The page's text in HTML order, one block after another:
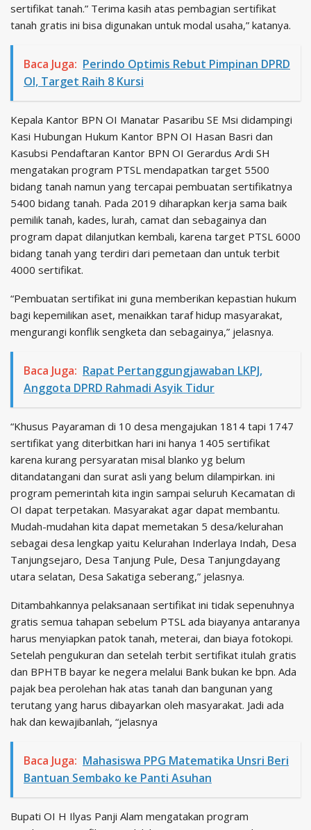
sertifikat tanah.” Terima kasih atas pembagian sertifikat
tanah gratis ini bisa digunakan untuk modal usaha,” katanya.
Baca Juga: Perindo Optimis Rebut Pimpinan DPRD
OI, Target Raih 8 Kursi
Kepala Kantor BPN OI Manatar Pasaribu SE Msi didampingi
Kasi Hubungan Hukum Kantor BPN OI Hasan Basri dan
Kasubsi Pendaftaran Kantor BPN OI Gerardus Ardi SH
mengatakan program PTSL mendapatkan target 5500
bidang tanah namun yang tercapai pembuatan sertifikatnya
5400 bidang tanah. Pada 2019 diharapkan kerja sama baik
pemilik tanah, kades, lurah, camat dan sebagainya dan
program dapat dilanjutkan kembali, karena target PTSL 6000
bidang tanah yang terdiri dari pemetaan dan untuk terbit
4000 sertifikat.
“Pembuatan sertifikat ini guna memberikan kepastian hukum
bagi kepemilikan aset, menaikkan taraf hidup masyarakat,
mengurangi konflik sengketa dan sebagainya,” jelasnya.
Baca Juga: Rapat Pertanggungjawaban LKPJ,
Anggota DPRD Rahmadi Asyik Tidur
“Khusus Payaraman di 10 desa mengajukan 1814 tapi 1747
sertifikat yang diterbitkan hari ini hanya 1405 sertifikat
karena kurang persyaratan misal blanko yg belum
ditandatangani dan surat asli yang belum dilampirkan. ini
program pemerintah kita ingin sampai seluruh Kecamatan di
OI dapat terpetakan. Masyarakat agar dapat membantu.
Mudah-mudahan kita dapat memetakan 5 desa/kelurahan
sebagai desa lengkap yaitu Kelurahan Inderlaya Indah, Desa
Tanjungsejaro, Desa Tanjung Pule, Desa Tanjungdayang
utara selatan, Desa Sakatiga seberang,” jelasnya.
Ditambahkannya pelaksanaan sertifikat ini tidak sepenuhnya
gratis semua tahapan sebelum PTSL ada biayanya antaranya
harus menyiapkan patok tanah, meterai, dan biaya fotokopi.
Setelah pengukuran dan setelah terbit sertifikat itulah gratis
dan BPHTB bayar ke negera melalui Bank bukan ke bpn. Ada
pajak bea perolehan hak atas tanah dan bangunan yang
terutang yang harus dibayarkan oleh masyarakat. Jadi ada
hak dan kewajibanlah, “jelasnya
Baca Juga: Mahasiswa PPG Matematika Unsri Beri
Bantuan Sembako ke Panti Asuhan
Bupati OI H Ilyas Panji Alam mengatakan program